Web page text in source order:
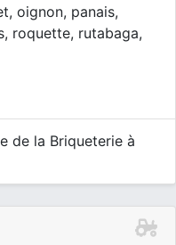
oignon, panais,
roquette, rutabaga,
de la Briqueterie à